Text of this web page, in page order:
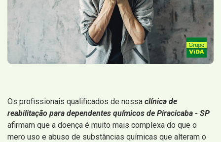
Os profissionais qualificados de nossa clínica de
reabilitação para dependentes químicos de Piracicaba - SP
afirmam que a doença é muito mais complexa do que o
mero uso e abuso de substâncias químicas que alteram o